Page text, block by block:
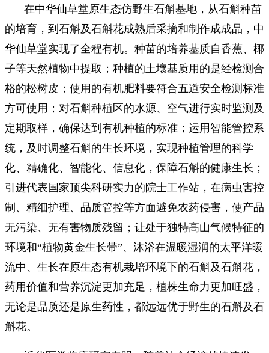
在中华仙草堂原生态仿野生石斛基地，从石斛种苗
的培育，到石斛及石斛花成熟后采摘和制作成成品，中
华仙草堂实现了全程有机。种苗的培养基质自香蕉、椰
子等天然植物中提取；种植的土壤基质用的是经检测合
格的松树皮；使用的有机肥料要符合五道安全检测标准
方可使用；对石斛种植区的水源、空气进行实时监测及
定期取样，确保达到有机种植的标准；运用智能管控系
统，及时调整石斛的生长环境，实现种植管理的科学
化、精确化、智能化、信息化，保障石斛的健康生长；
引进代表国家顶尖科研实力的院士工作站，在病虫害控
制、精细护理、品质管控等方面避免农药侵害，使产品
无污染、无有害物质残留；让处于独特高山气候特征的
环境和“植物黄金生长带”、沐浴在温暖湿润的太平洋暖
流中、生长在原生态有机栽培环境下的石斛及石斛花，
药用价值和营养沉淀更加充足，植株生命力更加旺盛，
无论是品质还是原生药性，都远远优于野生的石斛及石
斛花。